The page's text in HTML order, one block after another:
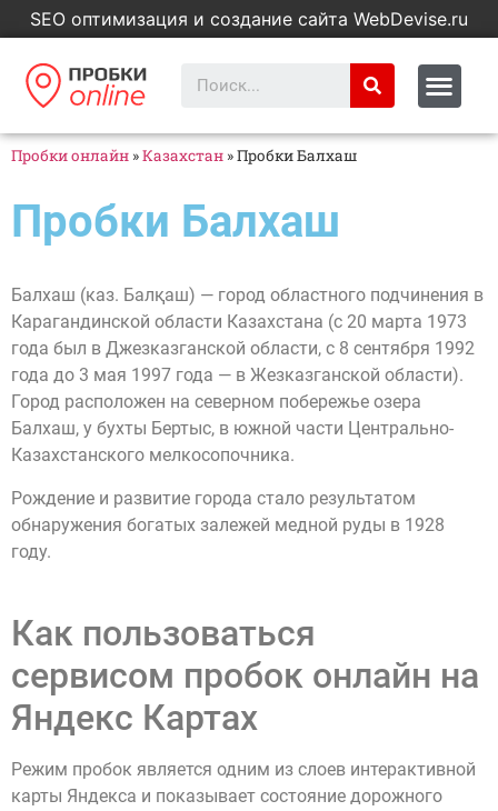
SEO оптимизация и создание сайта WebDevise.ru
Пробки онлайн »Казахстан »Пробки Балхаш
Пробки Балхаш
Балхаш (каз. Балқаш) — город областного подчинения в
Карагандинской области Казахстана (с 20 марта 1973
года был в Джезказганской области, с 8 сентября 1992
года до 3 мая 1997 года — в Жезказганской области).
Город расположен на северном побережье озера
Балхаш, у бухты Бертыс, в южной части Центрально-
Казахстанского мелкосопочника.
Рождение и развитие города стало результатом
обнаружения богатых залежей медной руды в 1928
году.
Как пользоваться
сервисом пробок онлайн на
Яндекс Картах
Режим пробок является одним из слоев интерактивной
карты Яндекса и показывает состояние дорожного